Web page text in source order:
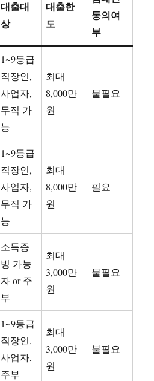
대출대
상
대출한
도
동의여
부
1~9등급
직장인,
사업자,
무직 가
능
최대
8,000만
원
불필요
1~9등급
직장인,
사업자,
무직 가
능
최대
8,000만
원
필요
소득증
빙 가능
자 or 주
부
최대
3,000만
원
불필요
1~9등급
직장인,
사업자,
주부
최대
3,000만
원
불필요